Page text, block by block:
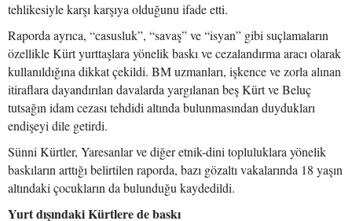
tehlikesiyle karşı karşıya olduğunu ifade etti.
Raporda ayrıca, “casusluk”, “savaş” ve “isyan” gibi suçlamaların
özellikle Kürt yurttaşlara yönelik baskı ve cezalandırma aracı olarak
kullanıldığına dikkat çekildi. BM uzmanları, işkence ve zorla alınan
itiraflara dayandırılan davalarda yargılanan beş Kürt ve Beluç
tutsağın idam cezası tehdidi altında bulunmasından duydukları
endişeyi dile getirdi.
Sünni Kürtler, Yaresanlar ve diğer etnik-dini topluluklara yönelik
baskıların arttığı belirtilen raporda, bazı gözaltı vakalarında 18 yaşın
altındaki çocukların da bulunduğu kaydedildi.
Yurt dışındaki Kürtlere de baskı